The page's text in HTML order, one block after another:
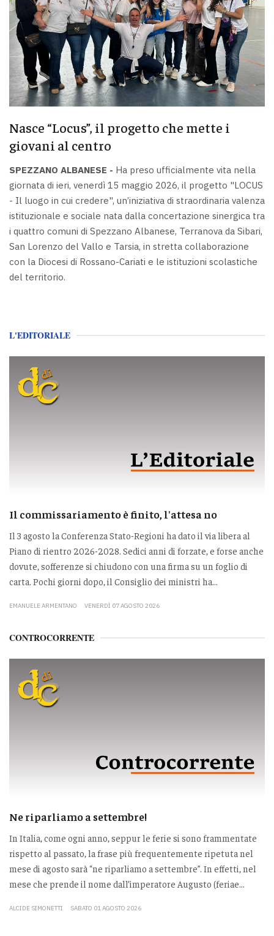
Nasce “Locus”, il progetto che mette i
giovani al centro
SPEZZANO ALBANESE - Ha preso ufficialmente vita nella
giornata di ieri, venerdì 15 maggio 2026, il progetto "LOCUS
- Il luogo in cui credere", un’iniziativa di straordinaria valenza
istituzionale e sociale nata dalla concertazione sinergica tra
i quattro comuni di Spezzano Albanese, Terranova da Sibari,
San Lorenzo del Vallo e Tarsia, in stretta collaborazione
con la Diocesi di Rossano-Cariati e le istituzioni scolastiche
del territorio.
L'EDITORIALE
Il commissariamento è finito, l'attesa no
Il 3 agosto la Conferenza Stato-Regioni ha dato il via libera al
Piano di rientro 2026-2028. Sedici anni di forzate, e forse anche
dovute, sofferenze si chiudono con una firma su un foglio di
carta. Pochi giorni dopo, il Consiglio dei ministri ha...
EMANUELE ARMENTANO VENERDÌ 07 AGOSTO 2026
CONTROCORRENTE
Ne riparliamo a settembre!
In Italia, come ogni anno, seppur le ferie si sono frammentate
rispetto al passato, la frase più frequentemente ripetuta nel
mese di agosto sarà “ne riparliamo a settembre”. In effetti, nel
mese che prende il nome dall’imperatore Augusto (feriae...
ALCIDE SIMONETTI SABATO 01 AGOSTO 2026